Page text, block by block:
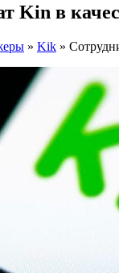
Kin в
» Kik »